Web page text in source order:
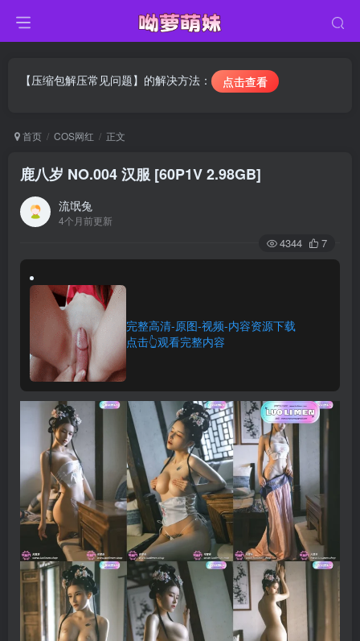
【压缩包解压常见问题】的解决方法： 点击查看
首页 COS网红 正文
鹿八岁 NO.004 汉服 [60P1V 2.98GB]
流氓兔
4个月前更新
4344 7
完整高清-原图-视频-内容资源下载
点击👆观看完整内容